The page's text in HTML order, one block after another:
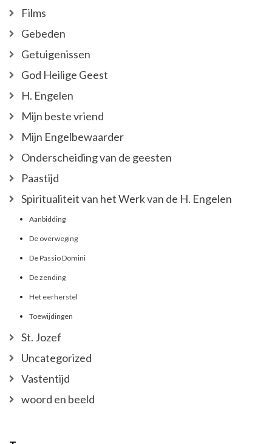
Films
Gebeden
Getuigenissen
God Heilige Geest
H. Engelen
Mijn beste vriend
Mijn Engelbewaarder
Onderscheiding van de geesten
Paastijd
Spiritualiteit van het Werk van de H. Engelen
Aanbidding
De overweging
De Passio Domini
De zending
Het eerherstel
Toewijdingen
St. Jozef
Uncategorized
Vastentijd
woord en beeld